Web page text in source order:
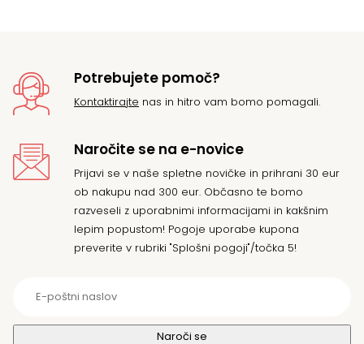
Potrebujete pomoč?
Kontaktirajte nas in hitro vam bomo pomagali.
Naročite se na e-novice
Prijavi se v naše spletne novičke in prihrani 30 eur
ob nakupu nad 300 eur. Občasno te bomo
razveseli z uporabnimi informacijami in kakšnim
lepim popustom! Pogoje uporabe kupona
preverite v rubriki "Splošni pogoji"/točka 5!